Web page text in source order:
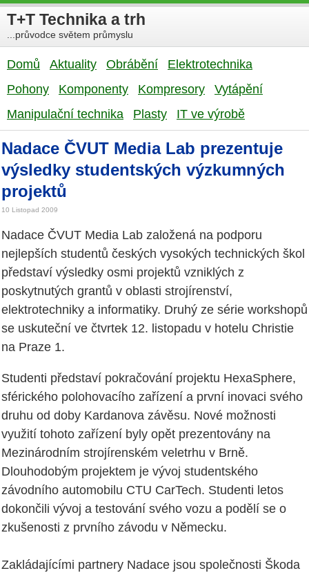
T+T Technika a trh
...průvodce světem průmyslu
Domů Aktuality Obrábění
Elektrotechnika
Pohony
Komponenty Kompresory
Vytápění
Manipulační technika
Plasty IT ve výrobě
Nadace ČVUT Media Lab prezentuje
výsledky studentských výzkumných
projektů
10 Listopad 2009
Nadace ČVUT Media Lab založená na podporu
nejlepších studentů českých vysokých technických škol
představí výsledky osmi projektů vzniklých z
poskytnutých grantů v oblasti strojírenství,
elektrotechniky a informatiky. Druhý ze série workshopů
se uskuteční ve čtvrtek 12. listopadu v hotelu Christie
na Praze 1.
Studenti představí pokračování projektu HexaSphere,
sférického polohovacího zařízení a první inovaci svého
druhu od doby Kardanova závěsu. Nové možnosti
využití tohoto zařízení byly opět prezentovány na
Mezinárodním strojírenském veletrhu v Brně.
Dlouhodobým projektem je vývoj studentského
závodního automobilu CTU CarTech. Studenti letos
dokončili vývoj a testování svého vozu a podělí se o
zkušenosti z prvního závodu v Německu.
Zakládajícími partnery Nadace jsou společnosti Škoda